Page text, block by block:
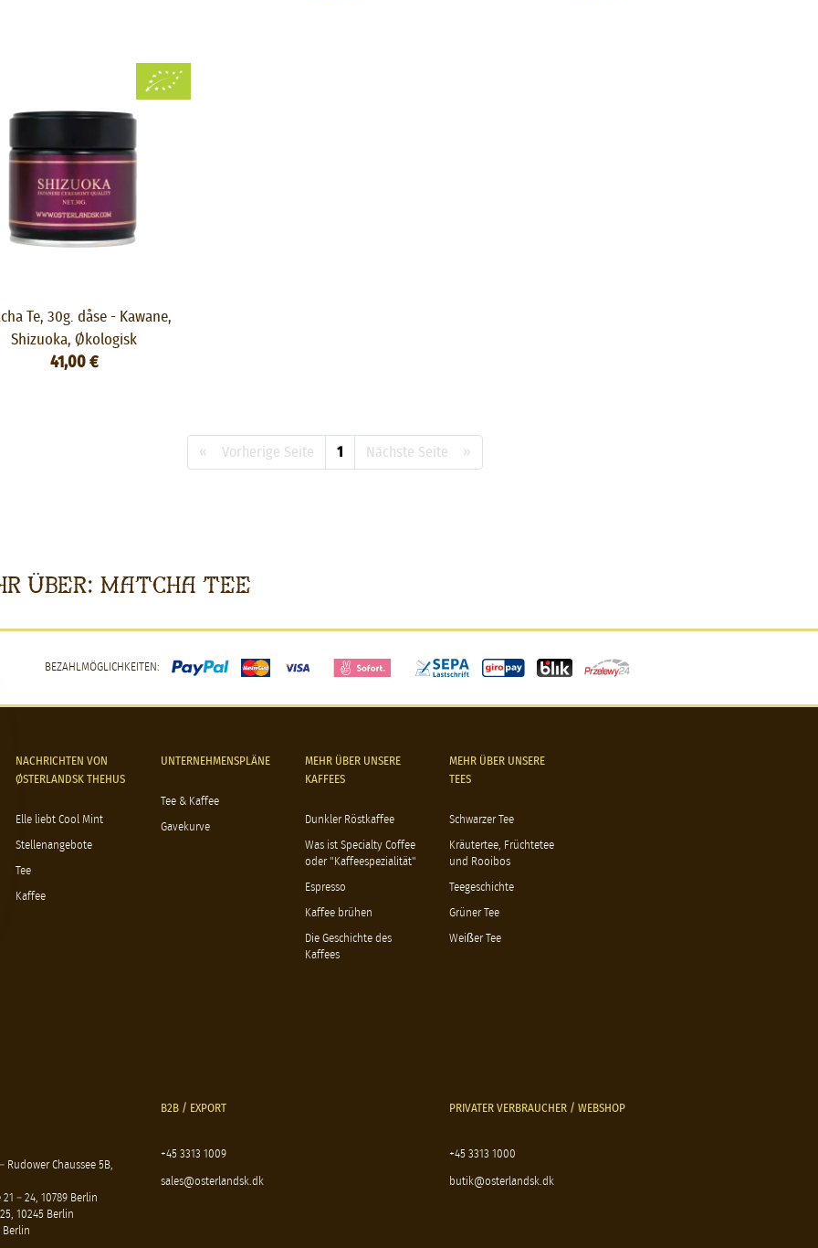
über: Matcha Tee
Te, 30g. dåse - Kawane,
Shizuoka, Økologisk
41,00 €
« Vorherige Seite 1 Nächste Seite »
BEZAHLMÖGLICHKEITEN:
NACHRICHTEN VON
ØSTERLANDSK THEHUS
Elle liebt Cool Mint
Stellenangebote
Tee
Kaffee
UNTERNEHMENSPLÄNE
Tee & Kaffee
Gavekurve
MEHR ÜBER UNSERE
KAFFEES
Dunkler Röstkaffee
Was ist Specialty Coffee
oder "Kaffeespezialität"
Espresso
Kaffee brühen
Die Geschichte des
Kaffees
MEHR ÜBER UNSERE
TEES
Schwarzer Tee
Kräutertee, Früchtetee
und Rooibos
Teegeschichte
Grüner Tee
Weißer Tee
Chaussee 5B,
– 24, 10789 Berlin
10245 Berlin
Berlin
B2B / EXPORT
+45 3313 1009
sales@osterlandsk.dk
PRIVATER VERBRAUCHER / WEBSHOP
+45 3313 1000
butik@osterlandsk.dk